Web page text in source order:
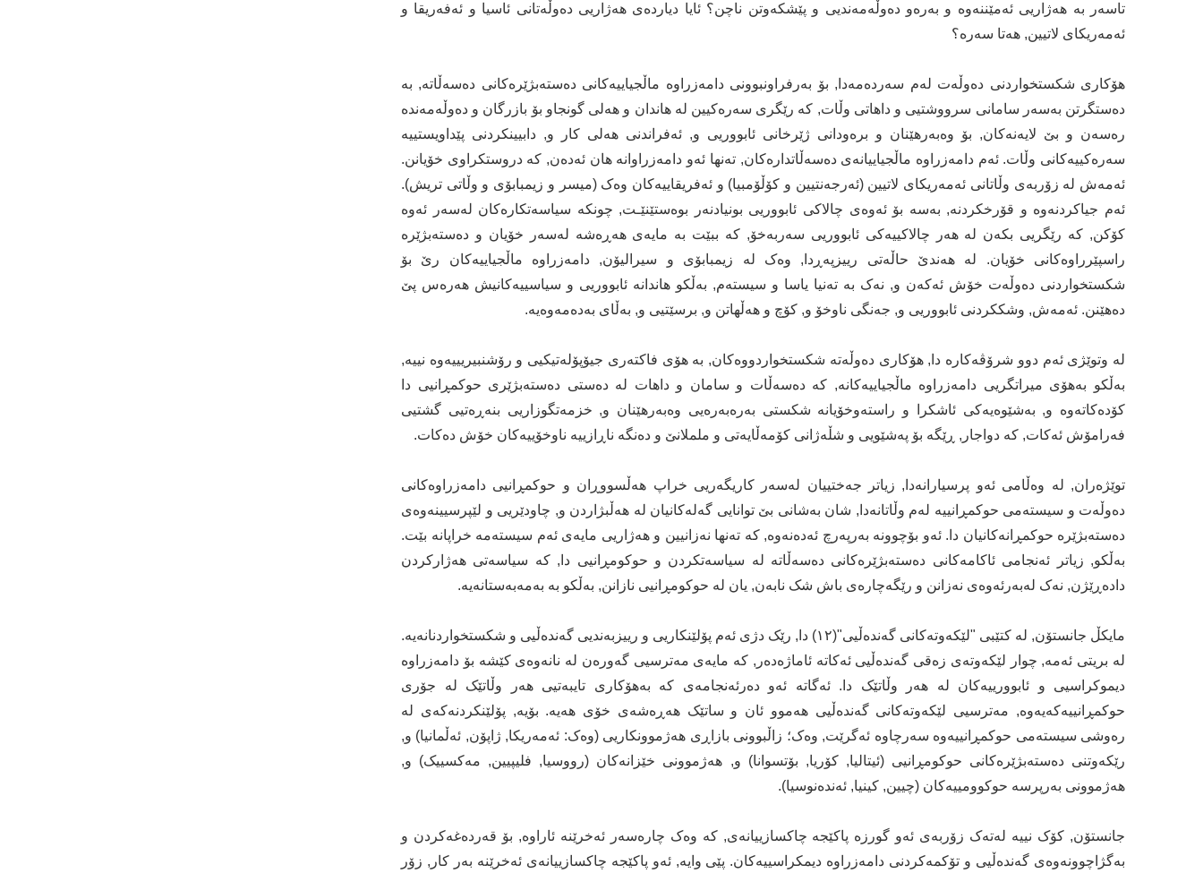
تاسەر بە هەژاریی ئەمێننەوە و بەرەو دەوڵەمەندیی و پێشکەوتن ناچن؟ ئایا دیاردەی هەژاریی دەوڵەتانی ئاسیا و ئەفەریقا و
ئەمەریکای لاتیین, هەتا سەرە؟
هۆکاری شکستخواردنی دەوڵەت لەم سەردەمەدا, بۆ بەرفراونبوونی دامەزراوە ماڵجیاییەکانی دەستەبژێرەکانی دەسەڵاتە, بە
دەستگرتن بەسەر سامانی سرووشتیی و داهاتی وڵات, کە رێگری سەرەکیین لە هاندان و هەلی گونجاو بۆ بازرگان و دەوڵەمەندە
رەسەن و بێ لایەنەکان, بۆ وەبەرهێنان و برەودانی ژێرخانی ئابووریی و, ئەفراندنی هەلی کار و, دابیینکردنی پێداویستییە
سەرەکییەکانی وڵات. ئەم دامەزراوە ماڵجیاییانەی دەسەڵاتدارەکان, تەنها ئەو دامەزراوانە هان ئەدەن, کە دروستکراوی خۆیانن.
ئەمەش لە زۆربەی وڵاتانی ئەمەریکای لاتیین (ئەرجەنتیین و کۆڵۆمبیا) و ئەفریقاییەکان وەک (میسر و زیمبابۆی و وڵاتی تریش).
ئەم جیاکردنەوە و قۆرخکردنە, بەسە بۆ ئەوەی چالاکی ئابووریی بونیادنەر بوەستێنێـت, چونکە سیاسەتکارەکان لەسەر ئەوە
کۆکن, کە رێگریی بکەن لە هەر چالاکییەکی ئابووریی سەربەخۆ, کە ببێت بە مایەی هەڕەشە لەسەر خۆیان و دەستەبژێرە
راسپێرراوەکانی خۆیان. لە هەندێ حاڵەتی رییزپەڕدا, وەک لە زیمبابۆی و سیرالیۆن, دامەزراوە ماڵجیاییەکان رێ بۆ
شکستخواردنی دەوڵەت خۆش ئەکەن و, نەک بە تەنیا یاسا و سیستەم, بەڵکو هاندانە ئابووریی و سیاسییەکانیش هەرەس پێ
دەهێنن. ئەمەش, وشککردنی ئابووریی و, جەنگی ناوخۆ و, کۆچ و هەڵهاتن و, برسێتیی و, بەڵای بەدەمەوەیە.
لە وتوێژی ئەم دوو شرۆڤەکارە دا, هۆکاری دەوڵەتە شکستخواردووەکان, بە هۆی فاکتەری جیۆپۆلەتیکیی و رۆشنبیریییەوە نییە,
بەڵکو بەهۆی میراتگریی دامەزراوە ماڵجیاییەکانە, کە دەسەڵات و سامان و داهات لە دەستی دەستەبژێری حوکمڕانیی دا
کۆدەکاتەوە و, بەشێوەیەکی ئاشکرا و راستەوخۆیانە شکستی بەرەبەرەیی وەبەرهێنان و, خزمەتگوزاریی بنەڕەتیی گشتیی
فەرامۆش ئەکات, کە دواجار, ڕێگە بۆ پەشێویی و شڵەژانی کۆمەڵایەتی و ململانێ و دەنگە ناڕازییە ناوخۆییەکان خۆش دەکات.
توێژەران, لە وەڵامی ئەو پرسیارانەدا, زیاتر جەختییان لەسەر کاریگەریی خراپ هەڵسووڕان و حوکمڕانیی دامەزراوەکانی
دەوڵەت و سیستەمی حوکمڕانییە لەم وڵاتانەدا, شان بەشانی بێ توانایی گەلەکانیان لە هەڵبژاردن و, چاودێریی و لێپرسیینەوەی
دەستەبژێرە حوکمڕانەکانیان دا. ئەو بۆچوونە بەرپەرچ ئەدەنەوە, کە تەنها نەزانیین و هەژاریی مایەی ئەم سیستەمە خراپانە بێت.
بەڵکو, زیاتر ئەنجامی ئاکامەکانی دەستەبژێرەکانی دەسەڵاتە لە سیاسەتکردن و حوکومڕانیی دا, کە سیاسەتی هەژارکردن
دادەڕێژن, نەک لەبەرئەوەی نەزانن و رێگەچارەی باش شک نابەن, یان لە حوکومڕانیی نازانن, بەڵکو بە بەمەبەستانەیە.
مایکڵ جانستۆن, لە کتێبی "لێکەوتەکانی گەندەڵیی"(١٢) دا, رێک دژی ئەم پۆلێنکاریی و رییزبەندیی گەندەڵیی و شکستخواردنانەیە.
لە بریتی ئەمە, چوار لێکەوتەی زەقی گەندەڵیی ئەکاتە ئاماژەدەر, کە مایەی مەترسیی گەورەن لە نانەوەی کێشە بۆ دامەزراوە
دیموکراسیی و ئابوورییەکان لە هەر وڵاتێک دا. ئەگاتە ئەو دەرئەنجامەی کە بەهۆکاری تایبەتیی هەر وڵاتێک لە جۆری
حوکمڕانییەکەیەوە, مەترسیی لێکەوتەکانی گەندەڵیی هەموو ئان و ساتێک هەڕەشەی خۆی هەیە. بۆیە, پۆلێنکردنەکەی لە
رەوشی سیستەمی حوکمڕانییەوە سەرچاوە ئەگرێت, وەک؛ زاڵبوونی بازاڕی هەژموونکاریی (وەک: ئەمەریکا, ژاپۆن, ئەڵمانیا) و,
رێکەوتنی دەستەبژێرەکانی حوکومڕانیی (ئیتالیا, کۆریا, بۆتسوانا) و, هەژموونی خێزانەکان (رووسیا, فلیپیین, مەکسییک) و,
هەژموونی بەرپرسە حوکوومییەکان (چیین, کینیا, ئەندەنوسیا).
جانستۆن, کۆک نییە لەتەک زۆربەی ئەو گورزە پاکێجە چاکسازییانەی, کە وەک چارەسەر ئەخرێنە ئاراوە, بۆ قەردەغەکردن و
بەگژاچوونەوەی گەندەڵیی و تۆکمەکردنی دامەزراوە دیمکراسییەکان. پێی وایە, ئەو پاکێجە چاکسازییانەی ئەخرێنە بەر کار, زۆر